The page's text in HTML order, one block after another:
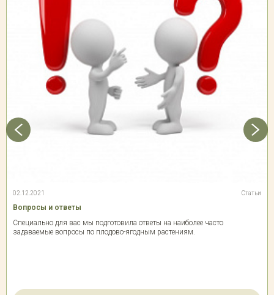
02.12.2021 Статьи
Вопросы и ответы
Специально для вас мы подготовила ответы на наиболее часто
задаваемые вопросы по плодово-ягодным растениям.